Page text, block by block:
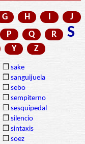
G H I
J
P Q R S
Y Z
❒ sake
❒ sanguijuela
❒ sebo
❒ sempiterno
❒ sesquipedal
❒ silencio
❒ sintaxis
❒ soez